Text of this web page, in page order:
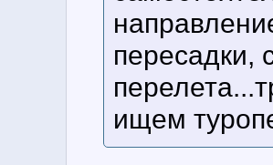
пересадки,
ищем